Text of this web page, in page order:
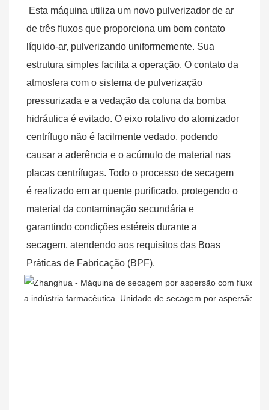
Esta máquina utiliza um novo pulverizador de ar
de três fluxos que proporciona um bom contato
líquido-ar, pulverizando uniformemente. Sua
estrutura simples facilita a operação. O contato da
atmosfera com o sistema de pulverização
pressurizada e a vedação da coluna da bomba
hidráulica é evitado. O eixo rotativo do atomizador
centrífugo não é facilmente vedado, podendo
causar a aderência e o acúmulo de material nas
placas centrífugas. Todo o processo de secagem
é realizado em ar quente purificado, protegendo o
material da contaminação secundária e
garantindo condições estéreis durante a
secagem, atendendo aos requisitos das Boas
Práticas de Fabricação (BPF).